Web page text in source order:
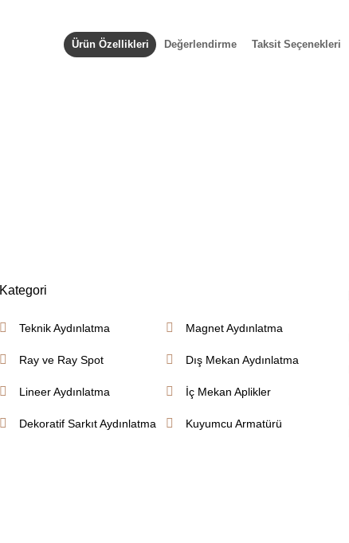
Ürün Özellikleri Değerlendirme Taksit Seçenekleri
Kategori
Teknik Aydınlatma
Ray ve Ray Spot
Lineer Aydınlatma
Dekoratif Sarkıt Aydınlatma
Magnet Aydınlatma
Dış Mekan Aydınlatma
İç Mekan Aplikler
Kuyumcu Armatürü